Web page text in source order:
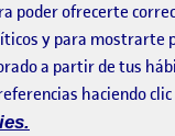
poder ofrecerte
y para mostrarte
a partir de tus
haciendo